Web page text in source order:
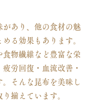
があり、他の食材の魅
る効果もあります。
食物繊維など豊富な栄
労回復・血流改善・
そんな昆布を美味し
揃えています。